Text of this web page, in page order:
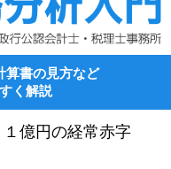
算書の見方など
く解説
億円の経常赤字